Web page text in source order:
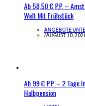
Ab 58,50 € P.P. –
Welt Mit Frühstück
ANGEBOTE
/AUGUST 10,
Ab 99 € P.P. – 2 Tage
Halbpension